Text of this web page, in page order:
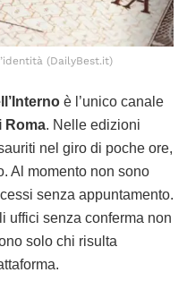
(DailyBest.it)
è l’unico canale
Roma. Nelle edizioni
nel giro di poche ore,
Al momento non sono
senza appuntamento.
uffici senza conferma non
solo chi risulta